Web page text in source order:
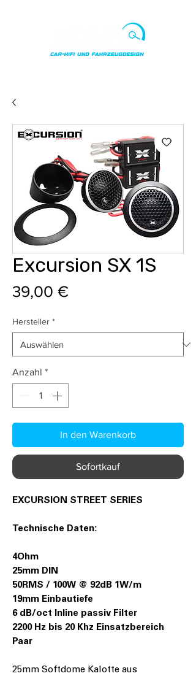
Excursion SX 1S
39,00 €Preis
Hersteller *
Anzahl *
In den Warenkorb
Sofortkauf
EXCURSION STREET SERIES
Technische Daten:
4Ohm
25mm DIN
50RMS / 100W @ 92dB 1W/m
19mm Einbautiefe
6 dB/oct Inline passiv Filter
2200 Hz bis 20 Khz Einsatzbereich
Paar
25mm Softdome Kalotte aus